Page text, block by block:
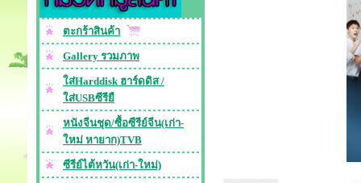
ตะกร้าสินค้า
Gallery รวมภาพ
ใส่Harddisk ฮาร์ดดิส /
ใส่USBซีรียื
หนังจีนชุด/ซื้อซีรีย์จีน(เก่า-
ใหม่ หายาก)TVB
ซีรีย์ไต้หวัน(เก่า-ใหม่)